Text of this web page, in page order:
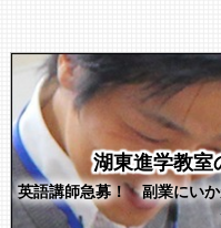
湖東進学教室
英語講師急募！ 副業にいか